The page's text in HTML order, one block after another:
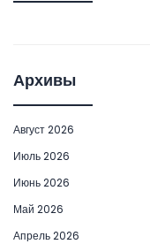
Архивы
Август 2026
Июль 2026
Июнь 2026
Май 2026
Апрель 2026